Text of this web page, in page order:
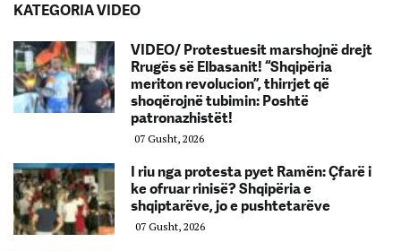
KATEGORIA VIDEO
VIDEO/ Protestuesit marshojnë drejt
Rrugës së Elbasanit! “Shqipëria
meriton revolucion”, thirrjet që
shoqërojnë tubimin: Poshtë
patronazhistët!
07 Gusht, 2026
I riu nga protesta pyet Ramën: Çfarë i
ke ofruar rinisë? Shqipëria e
shqiptarëve, jo e pushtetarëve
07 Gusht, 2026